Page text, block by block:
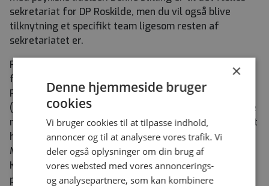
sekretariat for DP Roskilde, men du vil også blive
tilknytning et specifikt team ligesom resten af
sekretariatet er.
Psykiatrien Øst er et Universitetssygehus. Vi er
forskningsaktive bl.a. inden for områderne:
Personlighedsforstyrrelser, Debuterende psykoser
(OPUS) og Recovery. Forskningen foregår i samarbejde
med den Psykiatriske Forskningsenhed. Psykiatrien Øst
har i alt fem sengeafsnit og Psykiatrisk Akut
Modtagelse i Roskilde. Der findes distriktspsykiatri i
Køge og Roskilde, distriktspsykiatri for ældre,
psykiatrisk klinik der behandler ikke-psykotiske
×
Denne hjemmeside bruger
cookies
Vi bruger cookies til at tilpasse indhold,
annoncer og til at analysere vores trafik. Vi
deler også oplysninger om din brug af
vores websted med vores annoncerings-
og analysepartnere, som kan kombinere